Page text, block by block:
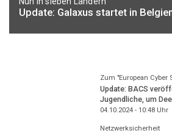
Update: Galaxus startet in
Zum "European Cyber
Update: BACS
Jugendliche, um
04.10.2024 - 10:48Uhr
Netzwerksicherheit